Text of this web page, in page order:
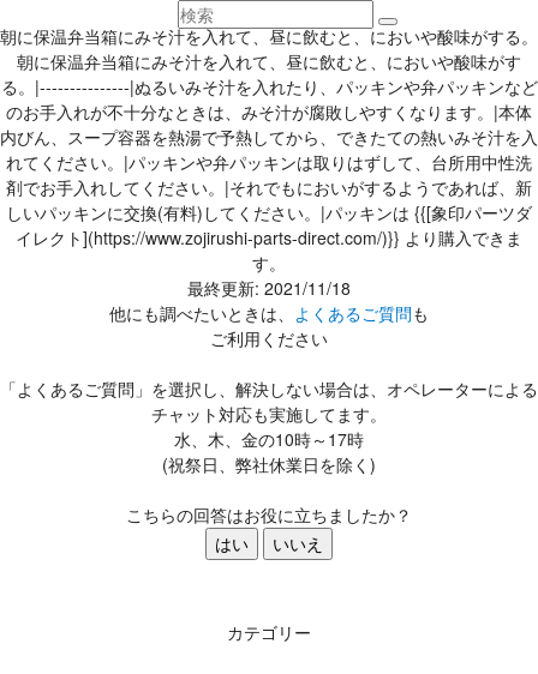
朝に保温弁当箱にみそ汁を入れて、昼に飲むと、においや酸味がする。
朝に保温弁当箱にみそ汁を入れて、昼に飲むと、においや酸味がす
る。|---------------|ぬるいみそ汁を入れたり、パッキンや弁パッキンなど
のお手入れが不十分なときは、みそ汁が腐敗しやすくなります。|本体
内びん、スープ容器を熱湯で予熱してから、できたての熱いみそ汁を入
れてください。|パッキンや弁パッキンは取りはずして、台所用中性洗
剤でお手入れしてください。|それでもにおいがするようであれば、新
しいパッキンに交換(有料)してください。|パッキンは {{[象印パーツダ
イレクト](https://www.zojirushi-parts-direct.com/)}} より購入できま
す。
最終更新: 2021/11/18
他にも調べたいときは、 よくあるご質問も
ご利用ください
「よくあるご質問」を選択し、解決しない場合は、オペレーターによる
チャット対応も実施してます。
水、木、金の10時～17時
(祝祭日、弊社休業日を除く)
こちらの回答はお役に立ちましたか？
はい
いいえ
カテゴリー